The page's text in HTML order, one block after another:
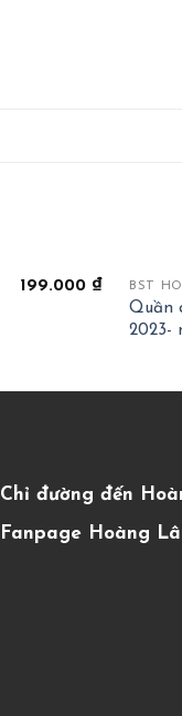
199.000 ₫ BST
Quần
2023-
Chỉ đường đến
Fanpage Hoàng